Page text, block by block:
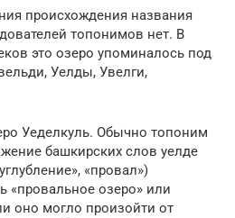
происхождения названия
топонимов нет. В
это озеро упоминалось под
Уелды, Увелги,
Уеделкуль. Обычно топоним
башкирских слов уелде
«провал»)
«провальное озеро» или
оно могло произойти от